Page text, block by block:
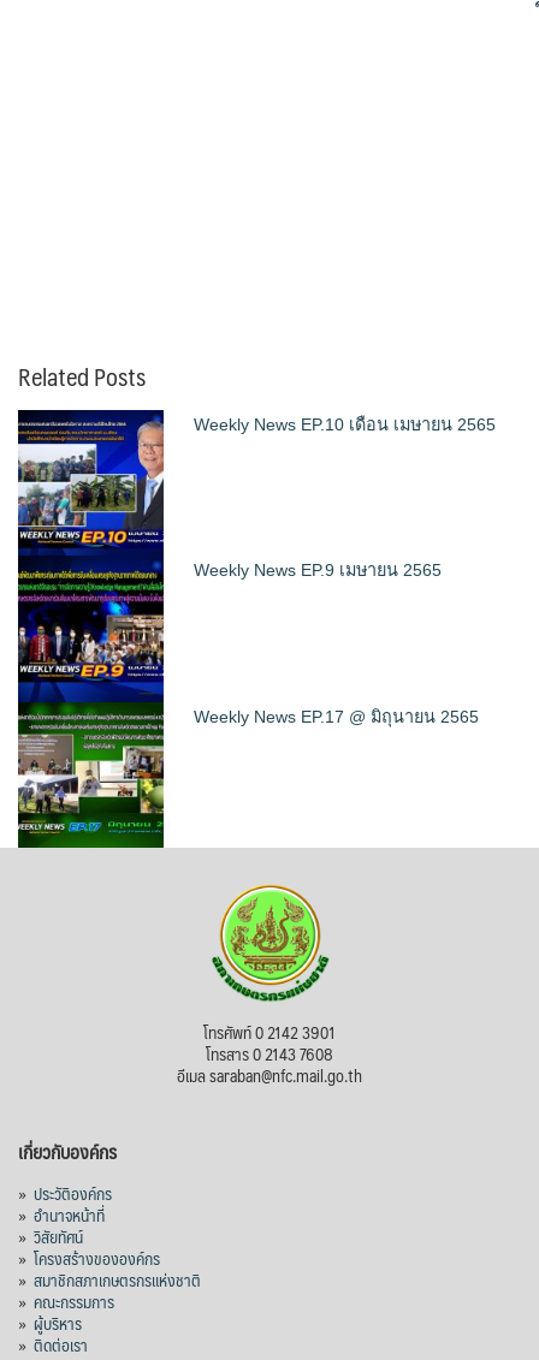
Related Posts
Weekly News EP.10 เดือน เมษายน 2565
Weekly News EP.9 เมษายน 2565
Weekly News EP.17 @ มิถุนายน 2565
โทรศัพท์ 0 2142 3901
โทรสาร 0 2143 7608
อีเมล saraban@nfc.mail.go.th
เกี่ยวกับองค์กร
» ประวัติองค์กร
» อำนาจหน้าที่
» วิสัยทัศน์
» โครงสร้างขององค์กร
» สมาชิกสภาเกษตรกรแห่งชาติ
» คณะกรรมการ
» ผู้บริหาร
» ติดต่อเรา